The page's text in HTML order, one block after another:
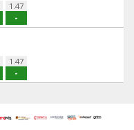
1.47
-
1.47
-